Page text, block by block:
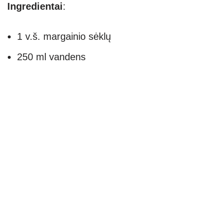
Ingredientai:
1 v.š. margainio sėklų
250 ml vandens